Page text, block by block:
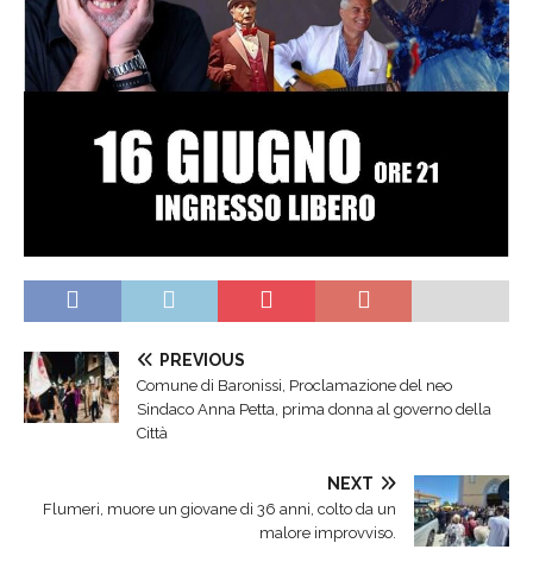
PREVIOUS
Comune di Baronissi, Proclamazione del neo
Sindaco Anna Petta, prima donna al governo della
Città
NEXT
Flumeri, muore un giovane di 36 anni, colto da un
malore improvviso.